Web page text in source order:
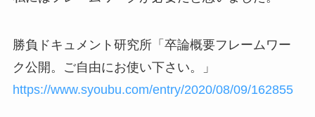
勝負ドキュメント研究所「卒論概要フレームワー
ク公開。ご自由にお使い下さい。」
https://www.syoubu.com/entry/2020/08/09/162855